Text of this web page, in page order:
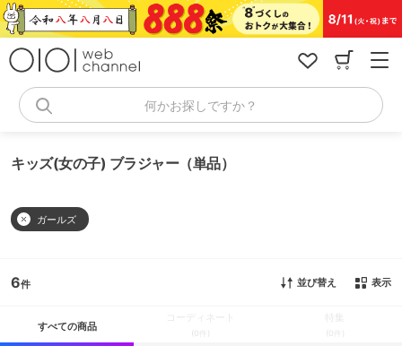
コ
ン
何かお探しですか？
キッズ(女の子) ブラジャー（単品）
ガールズ
6 並び替え 表示
すべての商品
(0件) (0件)